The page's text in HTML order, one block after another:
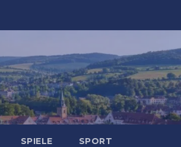
SPIELE SPORT